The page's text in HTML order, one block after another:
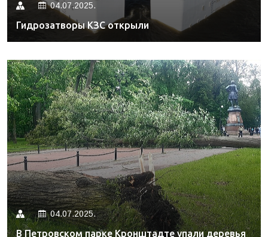
04.07.2025.
Гидрозатворы КЗС открыли
04.07.2025.
В Петровском парке Кронштадте упали деревья